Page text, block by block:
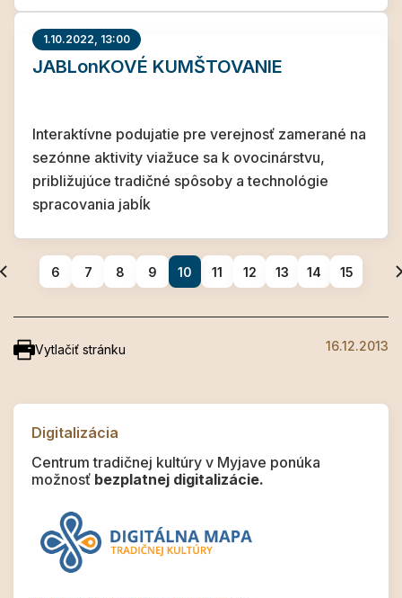
1.10.2022, 13:00
JABLonKOVÉ KUMŠTOVANIE
Interaktívne podujatie pre verejnosť zamerané na
sezónne aktivity viažuce sa k ovocinárstvu,
približujúce tradičné spôsoby a technológie
spracovania jabĺk
6 7 8 9 10 11 12 13 14 15
Vytlačiť stránku 16.12.2013
Digitalizácia
Centrum tradičnej kultúry v Myjave ponúka
možnosť bezplatnej digitalizácie.